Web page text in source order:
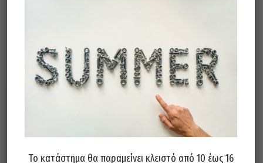
Σχετικά προϊόντα
Το κατάστημα θα παραμείνει κλειστό από 10 έως 16